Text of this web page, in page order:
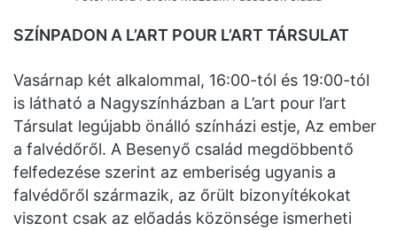
SZÍNPADON A L’ART POUR L’ART TÁRSULAT
Vasárnap két alkalommal, 16:00-tól és 19:00-tól
is látható a Nagyszínházban a L’art pour l’art
Társulat legújabb önálló színházi estje, Az ember
a falvédőről. A Besenyő család megdöbbentő
felfedezése szerint az emberiség ugyanis a
falvédőről származik, az őrült bizonyítékokat
viszont csak az előadás közönsége ismerheti